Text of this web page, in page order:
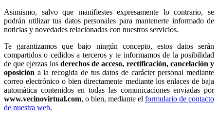
Asimismo, salvo que manifiestes expresamente lo contrario, se
podrán utilizar tus datos personales para mantenerte informado de
noticias y novedades relacionadas con nuestros servicios.
Te garantizamos que bajo ningún concepto, estos datos serán
compartidos o cedidos a terceros y te informamos de la posibilidad
de que ejerzas los derechos de acceso, rectificación, cancelación y
oposición a la recogida de tus datos de carácter personal mediante
correo electrónico o bien directamente mediante los enlaces de baja
automática contenidos en todas las comunicaciones enviadas por
www.vecinovirtual.com, o bien, mediante el formulario de contacto
de nuestra web.